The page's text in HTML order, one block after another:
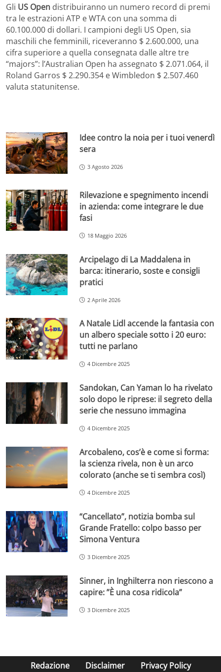
Gli US Open distribuiranno un numero record di premi
tra le estrazioni ATP e WTA con una somma di
60.100.000 di dollari. I campioni degli US Open, sia
maschili che femminili, riceveranno $ 2.600.000, una
cifra superiore a quella consegnata dalle altre tre
“majors”: l’Australian Open ha assegnato $ 2.071.064, il
Roland Garros $ 2.290.354 e Wimbledon $ 2.507.460
valuta statunitense.
Idee contro la noia per i tuoi venerdì
sera
3 Agosto 2026
Rilevazione e spegnimento incendi
in azienda: come integrare le due
fasi
18 Maggio 2026
Arcipelago di La Maddalena in
barca: itinerario, soste e consigli
pratici
2 Aprile 2026
A Natale Lidl accende la fantasia con
un albero speciale sotto i 20 euro:
tutti ne parlano
4 Dicembre 2025
Sandokan, Can Yaman lo ha rivelato
solo dopo le riprese: il segreto della
serie che nessuno immagina
4 Dicembre 2025
Arcobaleno, cos’è e come si forma:
la scienza rivela, non è un arco
colorato (anche se ti sembra così)
4 Dicembre 2025
“Cancellato”, notizia bomba sul
Grande Fratello: colpo basso per
Simona Ventura
3 Dicembre 2025
Sinner, in Inghilterra non riescono a
capire: ”È una cosa ridicola”
3 Dicembre 2025
Redazione Disclaimer Privacy Policy